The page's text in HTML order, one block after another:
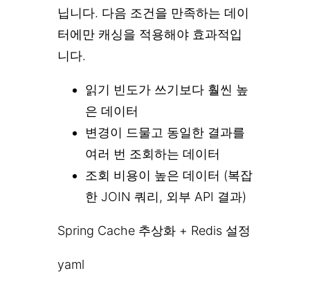
닙니다. 다음 조건을 만족하는 데이
터에만 캐싱을 적용해야 효과적입
니다.
읽기 빈도가 쓰기보다 훨씬 높
은 데이터
변경이 드물고 동일한 결과를
여러 번 조회하는 데이터
조회 비용이 높은 데이터 (복잡
한 JOIN 쿼리, 외부 API 결과)
Spring Cache 추상화 + Redis 설정
yaml